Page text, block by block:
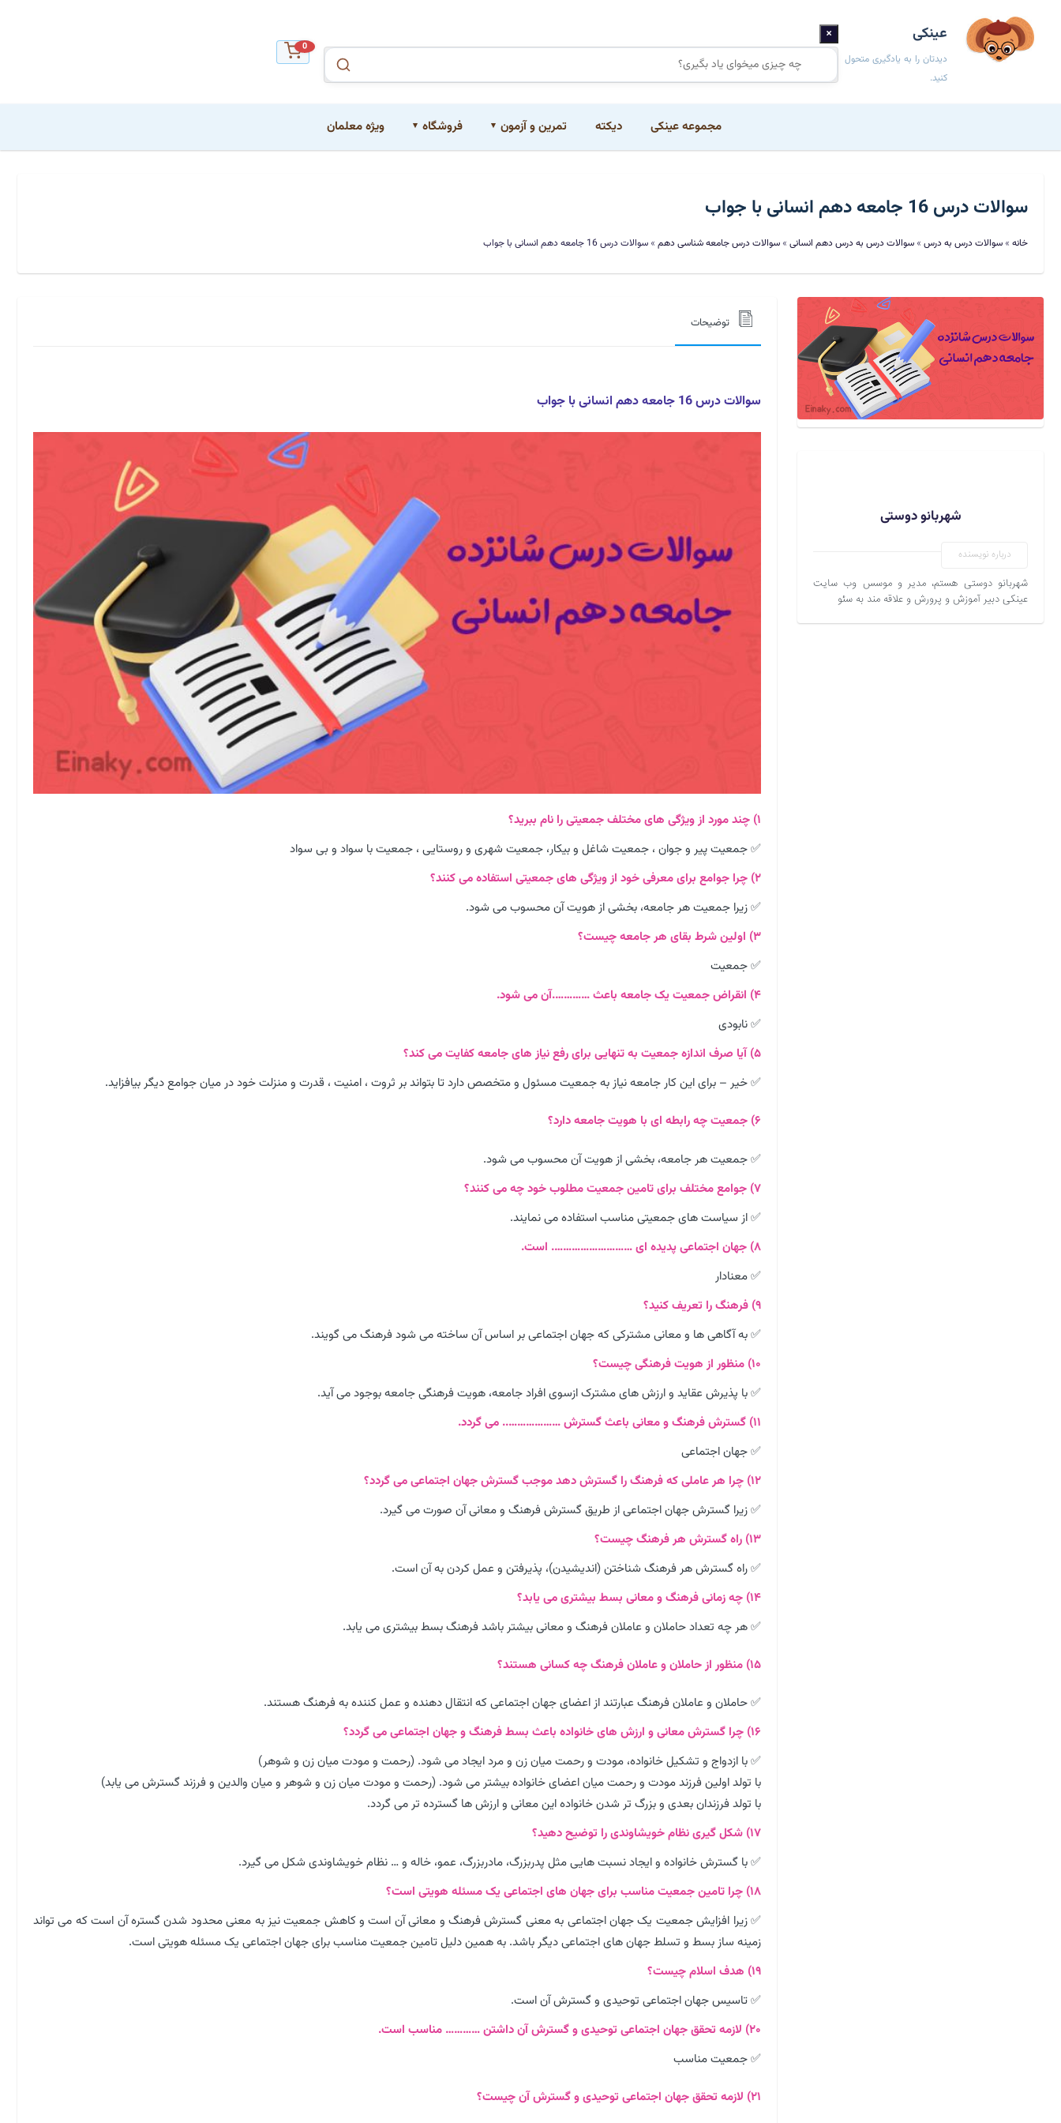
عینکی
دیدتان را به یادگیری متحول
کنید.
×
0
مجموعه عینکی دیکته تمرین و آزمون فروشگاه ویژه معلمان
سوالات درس 16 جامعه دهم انسانی با جواب
خانه » سوالات درس به درس » سوالات درس به درس دهم انسانی » سوالات درس جامعه شناسی دهم » سوالات درس 16 جامعه دهم انسانی با جواب
شهربانو دوستی
درباره نویسنده
شهربانو دوستی هستم، مدیر و موسس وب سایت
عینکی دبیر آموزش و پرورش و علاقه مند به سئو
توضیحات
سوالات درس 16 جامعه دهم انسانی با جواب
۱) چند مورد از ویژگی های مختلف جمعیتی را نام ببرید؟
✅ جمعیت پیر و جوان ، جمعیت شاغل و بیکار، جمعیت شهری و روستایی ، جمعیت با سواد و بی سواد
۲) چرا جوامع برای معرفی خود از ویژگی های جمعیتی استفاده می کنند؟
✅ زیرا جمعیت هر جامعه، بخشی از هویت آن محسوب می شود.
۳) اولین شرط بقای هر جامعه چیست؟
✅ جمعیت
۴) انقراض جمعیت یک جامعه باعث ………….آن می شود.
✅ نابودی
۵) آیا صرف اندازه جمعیت به تنهایی برای رفع نیاز های جامعه کفایت می کند؟
✅ خیر – برای این کار جامعه نیاز به جمعیت مسئول و متخصص دارد تا بتواند بر ثروت ، امنیت ، قدرت و منزلت خود در میان جوامع دیگر بیافزاید.
۶) جمعیت چه رابطه ای با هویت جامعه دارد؟
✅ جمعیت هر جامعه، بخشی از هویت آن محسوب می شود.
۷) جوامع مختلف برای تامین جمعیت مطلوب خود چه می کنند؟
✅ از سیاست های جمعیتی مناسب استفاده می نمایند.
۸) جهان اجتماعی پدیده ای ………………………. است.
✅ معنادار
۹) فرهنگ را تعریف کنید؟
✅ به آگاهی ها و معانی مشترکی که جهان اجتماعی بر اساس آن ساخته می شود فرهنگ می گویند.
۱۰) منظور از هویت فرهنگی چیست؟
✅ با پذیرش عقاید و ارزش های مشترک ازسوی افراد جامعه، هویت فرهنگی جامعه بوجود می آید.
۱۱) گسترش فرهنگ و معانی باعث گسترش ……………….. می گردد.
✅ جهان اجتماعی
۱۲) چرا هر عاملی که فرهنگ را گسترش دهد موجب گسترش جهان اجتماعی می گردد؟
✅ زیرا گسترش جهان اجتماعی از طریق گسترش فرهنگ و معانی آن صورت می گیرد.
۱۳) راه گسترش هر فرهنگ چیست؟
✅ راه گسترش هر فرهنگ شناختن (اندیشیدن)، پذیرفتن و عمل کردن به آن است.
۱۴) چه زمانی فرهنگ و معانی بسط بیشتری می یابد؟
✅ هر چه تعداد حاملان و عاملان فرهنگ و معانی بیشتر باشد فرهنگ بسط بیشتری می یابد.
۱۵) منظور از حاملان و عاملان فرهنگ چه کسانی هستند؟
✅ حاملان و عاملان فرهنگ عبارتند از اعضای جهان اجتماعی که انتقال دهنده و عمل کننده به فرهنگ هستند.
۱۶) چرا گسترش معانی و ارزش های خانواده باعث بسط فرهنگ و جهان اجتماعی می گردد؟
✅ با ازدواج و تشکیل خانواده، مودت و رحمت میان زن و مرد ایجاد می شود. (رحمت و مودت میان زن و شوهر)
با تولد اولین فرزند مودت و رحمت میان اعضای خانواده بیشتر می شود. (رحمت و مودت میان زن و شوهر و میان والدین و فرزند گسترش می یابد)
با تولد فرزندان بعدی و بزرگ تر شدن خانواده این معانی و ارزش ها گسترده تر می گردد.
۱۷) شکل گیری نظام خویشاوندی را توضیح دهید؟
✅ با گسترش خانواده و ایجاد نسبت هایی مثل پدربزرگ، مادربزرگ، عمو، خاله و … نظام خویشاوندی شکل می گیرد.
۱۸) چرا تامین جمعیت مناسب برای جهان های اجتماعی یک مسئله هویتی است؟
✅ زیرا افزایش جمعیت یک جهان اجتماعی به معنی گسترش فرهنگ و معانی آن است و کاهش جمعیت نیز به معنی محدود شدن گستره آن است که می تواند
زمینه ساز بسط و تسلط جهان های اجتماعی دیگر باشد. به همین دلیل تامین جمعیت مناسب برای جهان اجتماعی یک مسئله هویتی است.
۱۹) هدف اسلام چیست؟
✅ تاسیس جهان اجتماعی توحیدی و گسترش آن است.
۲۰) لازمه تحقق جهان اجتماعی توحیدی و گسترش آن داشتن ………… مناسب است.
✅ جمعیت مناسب
۲۱) لازمه تحقق جهان اجتماعی توحیدی و گسترش آن چیست؟